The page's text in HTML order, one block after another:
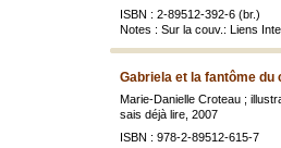
ISBN : 2-89512-392-6 (br.)
Notes : Sur la couv.: Liens
Gabriela et la fantôme du
Marie-Danielle Croteau ;
sais déjà lire, 2007
ISBN : 978-2-89512-615-7